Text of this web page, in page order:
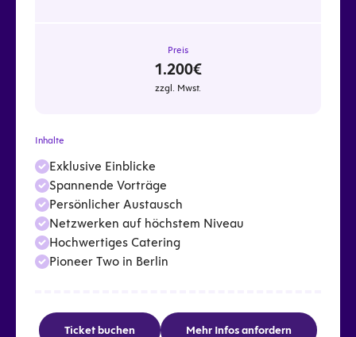
Preis
1.200€
zzgl. Mwst.
Inhalte
Exklusive Einblicke
Spannende Vorträge
Persönlicher Austausch
Netzwerken auf höchstem Niveau
Hochwertiges Catering
Pioneer Two in Berlin
Ticket buchen Mehr Infos anfordern